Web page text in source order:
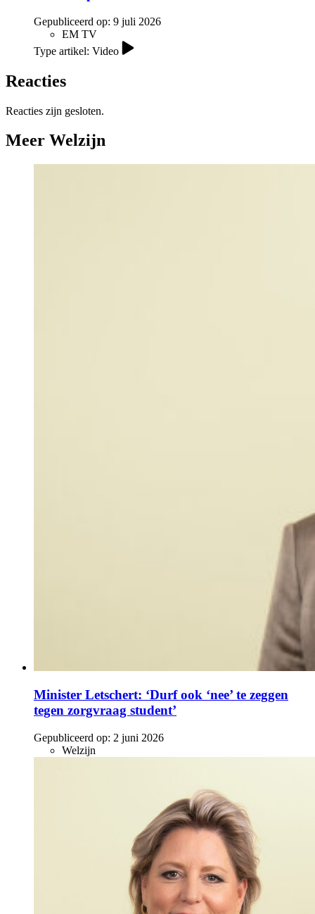
Gepubliceerd op: 9 juli 2026
EM TV
Type artikel: Video
Reacties
Reacties zijn gesloten.
Meer Welzijn
Minister Letschert: ‘Durf ook ‘nee’ te zeggen
tegen zorgvraag student’
Gepubliceerd op: 2 juni 2026
Welzijn